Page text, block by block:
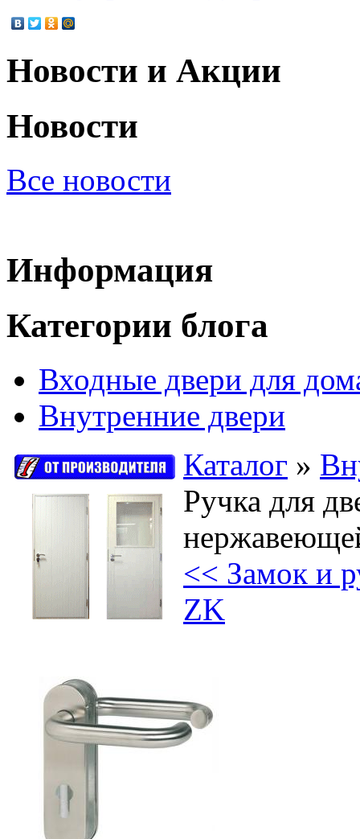
Новости и Акции
Новости
Все новости
Информация
Категории блога
Входные двери для
Внутренние двери
Каталог »
Ручка для
<< Замок и
ZK